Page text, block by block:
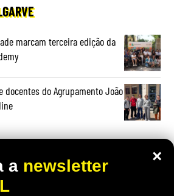
marcam terceira edição da
docentes do Agrupamento João
×
a newsletter